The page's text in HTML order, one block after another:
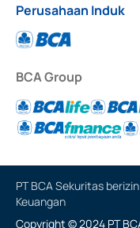
Perusahaan Induk
BCA Group
PT BCA Sekuritas
Keuangan
Copyright © 2024 PT